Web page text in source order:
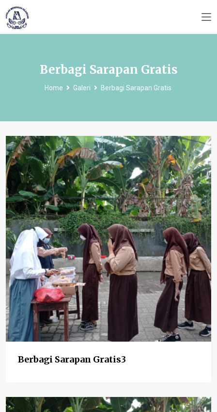
Berbagi Sarapan Gratis
Home Galeri Berbagi Sarapan Gratis
Berbagi Sarapan Gratis3